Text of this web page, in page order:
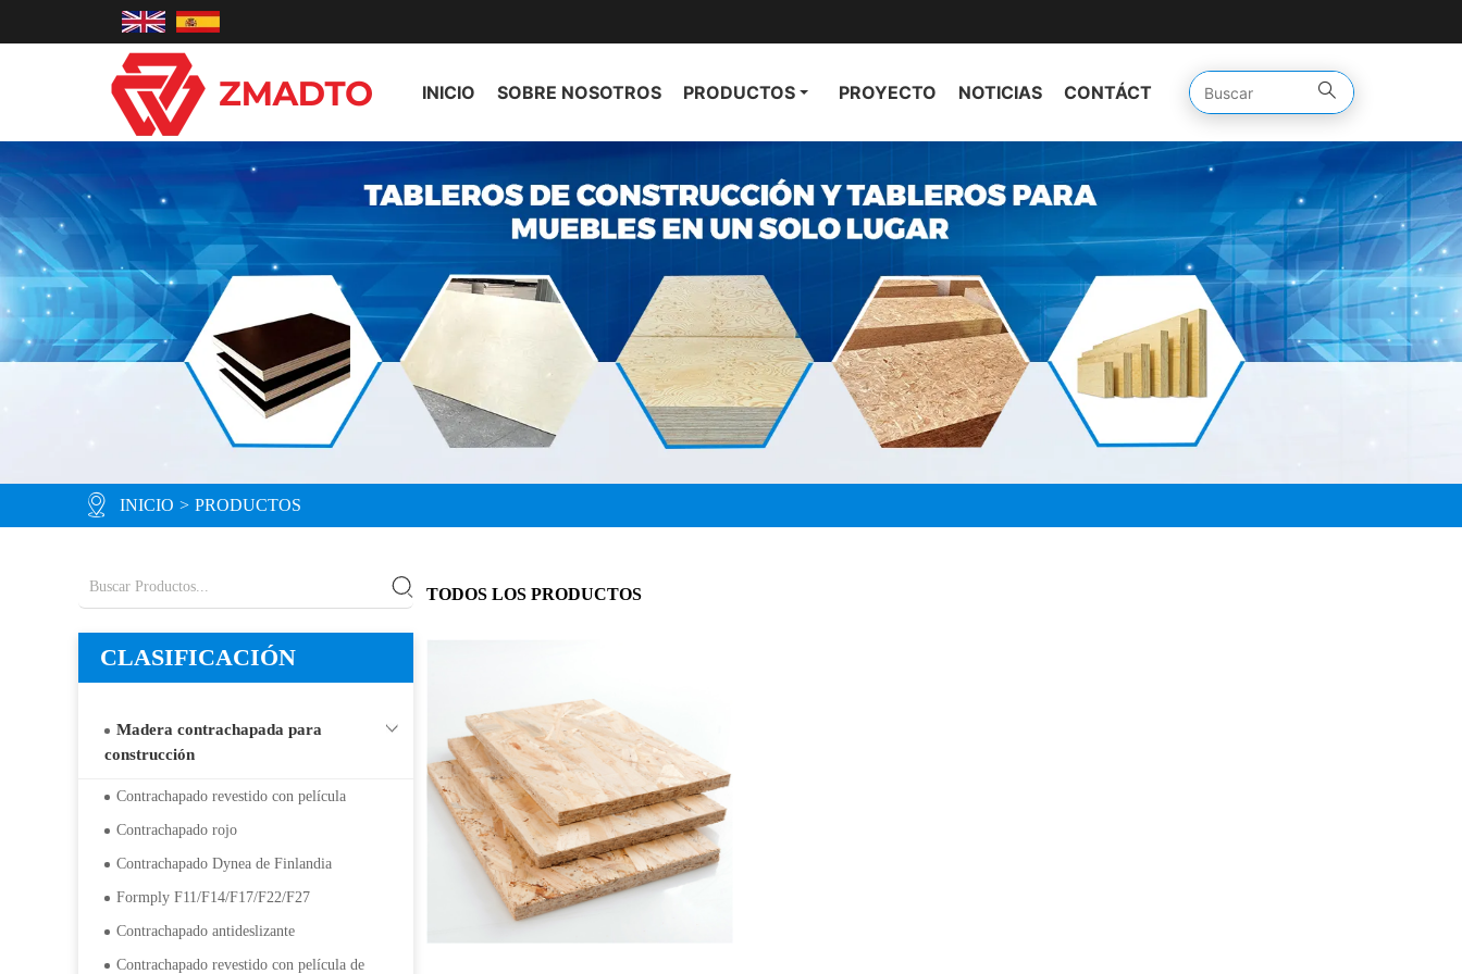
INICIO SOBRE NOSOTROS PRODUCTOS PROYECTO NOTICIAS CONTÁCTENOS
INICIO > PRODUCTOS
CLASIFICACIÓN
Madera contrachapada para
construcción
Contrachapado revestido con película
Contrachapado rojo
Contrachapado Dynea de Finlandia
Formply F11/F14/F17/F22/F27
Contrachapado antideslizante
Contrachapado revestido con película de
TODOS LOS PRODUCTOS